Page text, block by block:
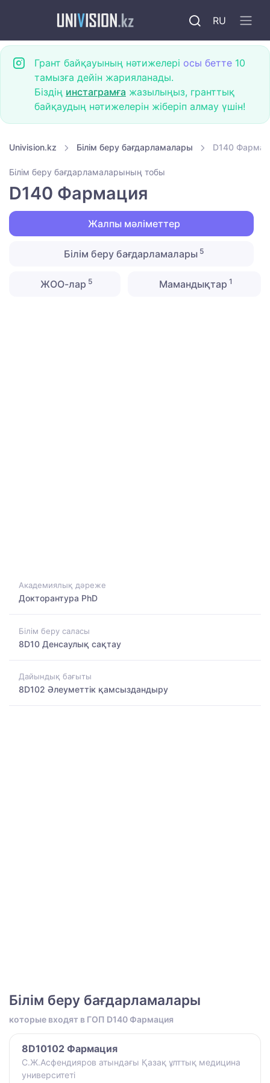
RU
Грант байқауының нәтижелері осы бетте 10
тамызға дейін жарияланады.
Біздің инстаграмға жазылыңыз, гранттық
байқаудың нәтижелерін жіберіп алмау үшін!
Univision.kz Білім беру бағдарламалары D140
Білім беру бағдарламаларының тобы
D140 Фармация
Жалпы мәліметтер
Білім беру бағдарламалары 5
ЖОО-лар 5 Мамандықтар 1
Академиялық дәреже
Докторантура PhD
Білім беру саласы
8D10 Денсаулық сақтау
Дайындық бағыты
8D102 Әлеуметтік қамсыздандыру
Білім беру бағдарламалары
которые входят в ГОП D140 Фармация
8D10102 Фармация
С.Ж.Асфендияров атындағы Қазақ ұлттық медицина
университеті